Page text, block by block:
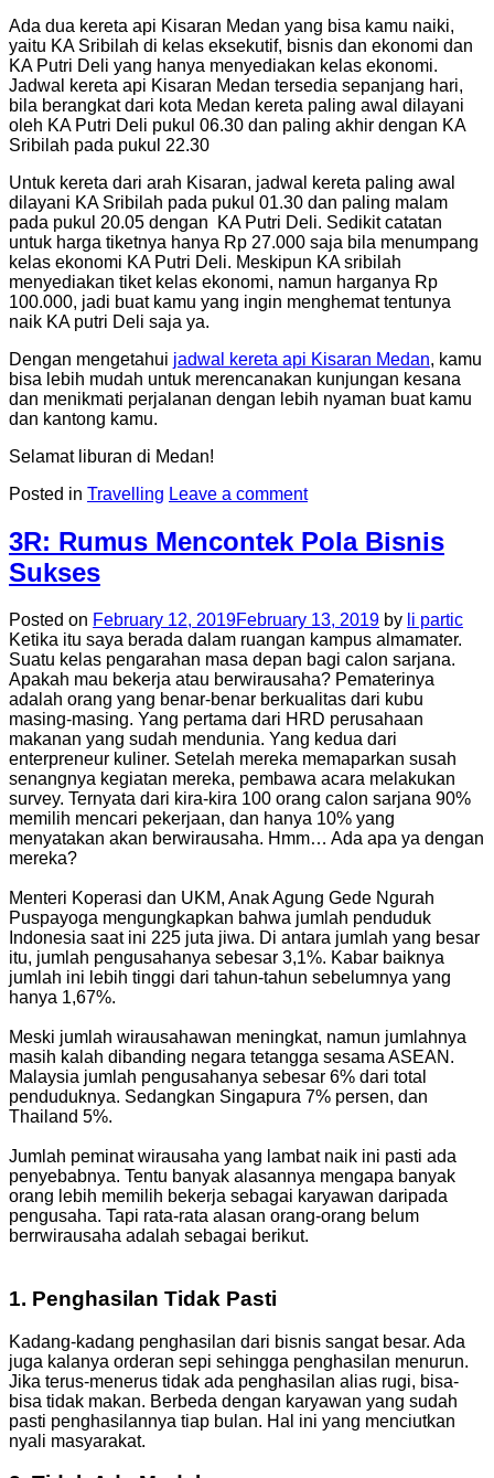
Ada dua kereta api Kisaran Medan yang bisa kamu naiki,
yaitu KA Sribilah di kelas eksekutif, bisnis dan ekonomi dan
KA Putri Deli yang hanya menyediakan kelas ekonomi.
Jadwal kereta api Kisaran Medan tersedia sepanjang hari,
bila berangkat dari kota Medan kereta paling awal dilayani
oleh KA Putri Deli pukul 06.30 dan paling akhir dengan KA
Sribilah pada pukul 22.30
Untuk kereta dari arah Kisaran, jadwal kereta paling awal
dilayani KA Sribilah pada pukul 01.30 dan paling malam
pada pukul 20.05 dengan KA Putri Deli. Sedikit catatan
untuk harga tiketnya hanya Rp 27.000 saja bila menumpang
kelas ekonomi KA Putri Deli. Meskipun KA sribilah
menyediakan tiket kelas ekonomi, namun harganya Rp
100.000, jadi buat kamu yang ingin menghemat tentunya
naik KA putri Deli saja ya.
Dengan mengetahui jadwal kereta api Kisaran Medan, kamu
bisa lebih mudah untuk merencanakan kunjungan kesana
dan menikmati perjalanan dengan lebih nyaman buat kamu
dan kantong kamu.
Selamat liburan di Medan!
Posted in Travelling Leave a comment
3R: Rumus Mencontek Pola Bisnis
Sukses
Posted on February 12, 2019February 13, 2019 by li partic
Ketika itu saya berada dalam ruangan kampus almamater.
Suatu kelas pengarahan masa depan bagi calon sarjana.
Apakah mau bekerja atau berwirausaha? Pematerinya
adalah orang yang benar-benar berkualitas dari kubu
masing-masing. Yang pertama dari HRD perusahaan
makanan yang sudah mendunia. Yang kedua dari
enterpreneur kuliner. Setelah mereka memaparkan susah
senangnya kegiatan mereka, pembawa acara melakukan
survey. Ternyata dari kira-kira 100 orang calon sarjana 90%
memilih mencari pekerjaan, dan hanya 10% yang
menyatakan akan berwirausaha. Hmm… Ada apa ya dengan
mereka?
Menteri Koperasi dan UKM, Anak Agung Gede Ngurah
Puspayoga mengungkapkan bahwa jumlah penduduk
Indonesia saat ini 225 juta jiwa. Di antara jumlah yang besar
itu, jumlah pengusahanya sebesar 3,1%. Kabar baiknya
jumlah ini lebih tinggi dari tahun-tahun sebelumnya yang
hanya 1,67%.
Meski jumlah wirausahawan meningkat, namun jumlahnya
masih kalah dibanding negara tetangga sesama ASEAN.
Malaysia jumlah pengusahanya sebesar 6% dari total
penduduknya. Sedangkan Singapura 7% persen, dan
Thailand 5%.
Jumlah peminat wirausaha yang lambat naik ini pasti ada
penyebabnya. Tentu banyak alasannya mengapa banyak
orang lebih memilih bekerja sebagai karyawan daripada
pengusaha. Tapi rata-rata alasan orang-orang belum
berrwirausaha adalah sebagai berikut.
1. Penghasilan Tidak Pasti
Kadang-kadang penghasilan dari bisnis sangat besar. Ada
juga kalanya orderan sepi sehingga penghasilan menurun.
Jika terus-menerus tidak ada penghasilan alias rugi, bisa-
bisa tidak makan. Berbeda dengan karyawan yang sudah
pasti penghasilannya tiap bulan. Hal ini yang menciutkan
nyali masyarakat.